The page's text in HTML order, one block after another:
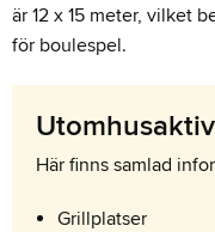
är 12 x 15 meter, vilket
för boulespel.
Här finns samlad
Grillplatser